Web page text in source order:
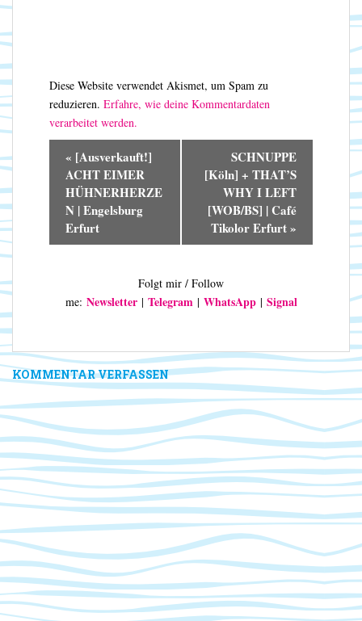
Diese Website verwendet Akismet, um Spam zu
reduzieren. Erfahre, wie deine Kommentardaten
verarbeitet werden.
g
-
N
a
v
i
g
a
t
o
n
« [Ausverkauft!]
ACHT EIMER
HÜHNERHERZE
N | Engelsburg
Erfurt
SCHNUPPE
[Köln] + THAT’S
WHY I LEFT
[WOB/BS] | Café
Tikolor Erfurt»
Folgt mir / Follow
me: Newsletter| Telegram| WhatsApp| Signal
KOMMENTAR VERFASSEN